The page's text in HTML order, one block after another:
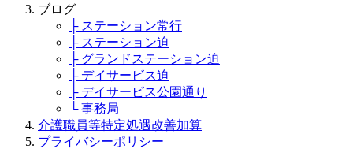
ブログ
├ ステーション常行
├ ステーション迫
├ グランドステーション迫
├ デイサービス迫
├ デイサービス公園通り
└ 事務局
介護職員等特定処遇改善加算
プライバシーポリシー